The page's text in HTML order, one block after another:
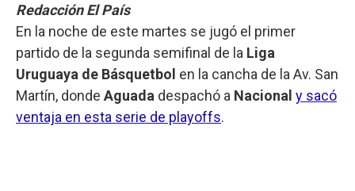
Redacción El País
En la noche de este martes se jugó el primer
partido de la segunda semifinal de la Liga
Uruguaya de Básquetbol en la cancha de la Av. San
Martín, donde Aguada despachó a Nacional y sacó
ventaja en esta serie de playoffs.